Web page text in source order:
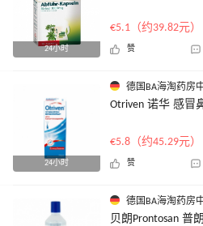
24小时
€5.1（约39.82元）
赞
24小时
德国BA海淘药房
Otriven 诺华 感冒
€5.8（约45.29元）
赞
德国BA海淘药房
贝朗Prontosan 普